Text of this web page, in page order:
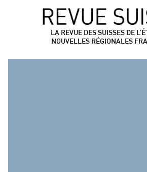
LA REVUE DES SUISSES DE
NOUVELLES RÉGIONALES